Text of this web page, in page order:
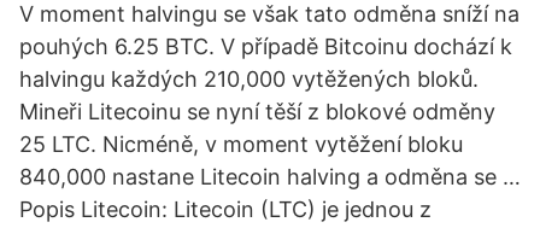
V moment halvingu se však tato odměna sníží na
pouhých 6.25 BTC. V případě Bitcoinu dochází k
halvingu každých 210,000 vytěžených bloků.
Mineři Litecoinu se nyní těší z blokové odměny
25 LTC. Nicméně, v moment vytěžení bloku
840,000 nastane Litecoin halving a odměna se …
Popis Litecoin: Litecoin (LTC) je jednou z